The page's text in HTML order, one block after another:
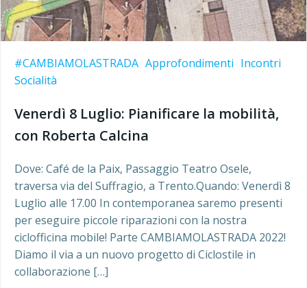
#CAMBIAMOLASTRADA Approfondimenti Incontri
Socialità
Venerdì 8 Luglio: Pianificare la mobilità,
con Roberta Calcina
Dove: Café de la Paix, Passaggio Teatro Osele,
traversa via del Suffragio, a Trento.Quando: Venerdì 8
Luglio alle 17.00 In contemporanea saremo presenti
per eseguire piccole riparazioni con la nostra
ciclofficina mobile! Parte CAMBIAMOLASTRADA 2022!
Diamo il via a un nuovo progetto di Ciclostile in
collaborazione […]